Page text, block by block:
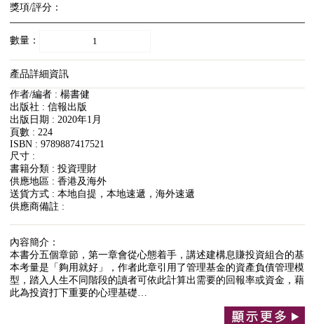
獎項/評分：
數量：
產品詳細資訊
作者/編者 : 楊書健
出版社 : 信報出版
出版日期 : 2020年1月
頁數 : 224
ISBN : 9789887417521
尺寸 :
書籍分類 : 投資理財
供應地區 : 香港及海外
送貨方式 : 本地自提，本地速遞，海外速遞
供應商備註 :
內容簡介：
本書分五個章節，第一章會從心態着手，講述建構息賺投資組合的基
本考量是「夠用就好」，作者此章引用了管理基金的資產負債管理模
型，踏入人生不同階段的讀者可依此計算出需要的回報率或資金，藉
此為投資打下重要的心理基礎…